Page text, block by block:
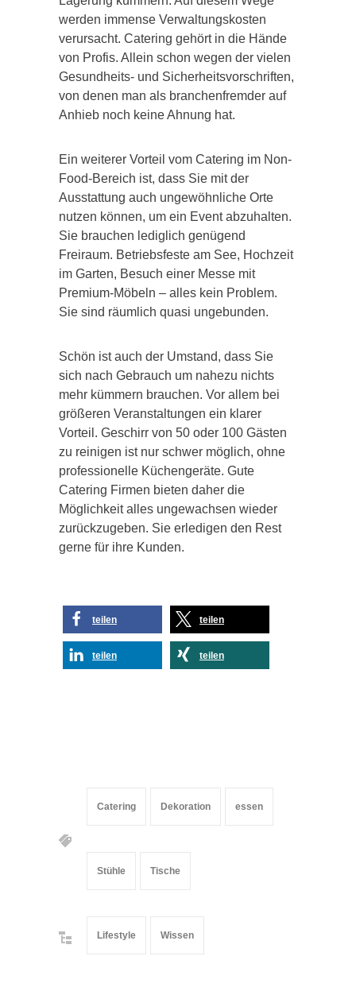
werden immense Verwaltungskosten
verursacht. Catering gehört in die Hände
von Profis. Allein schon wegen der vielen
Gesundheits- und Sicherheitsvorschriften,
von denen man als branchenfremder auf
Anhieb noch keine Ahnung hat.
Ein weiterer Vorteil vom Catering im Non-
Food-Bereich ist, dass Sie mit der
Ausstattung auch ungewöhnliche Orte
nutzen können, um ein Event abzuhalten.
Sie brauchen lediglich genügend
Freiraum. Betriebsfeste am See, Hochzeit
im Garten, Besuch einer Messe mit
Premium-Möbeln – alles kein Problem.
Sie sind räumlich quasi ungebunden.
Schön ist auch der Umstand, dass Sie
sich nach Gebrauch um nahezu nichts
mehr kümmern brauchen. Vor allem bei
größeren Veranstaltungen ein klarer
Vorteil. Geschirr von 50 oder 100 Gästen
zu reinigen ist nur schwer möglich, ohne
professionelle Küchengeräte. Gute
Catering Firmen bieten daher die
Möglichkeit alles ungewachsen wieder
zurückzugeben. Sie erledigen den Rest
gerne für ihre Kunden.
teilen teilen
teilen teilen
Catering Dekoration essen
Stühle Tische
Lifestyle Wissen